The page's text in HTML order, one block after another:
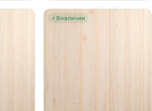
✓ В наличии